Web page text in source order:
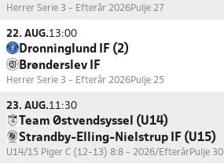
Herrer Serie 3 - Efterår 2026Pulje 27
22. AUG.13:00
Dronninglund IF (2)
Brønderslev IF
Herrer Serie 3 - Efterår 2026Pulje 25
23. AUG.11:30
Team Østvendsyssel (U14)
Strandby-Elling-Nielstrup IF (U15)
U14/15 Piger C (12-13) 8:8 - 2026/EfterårPulje 30